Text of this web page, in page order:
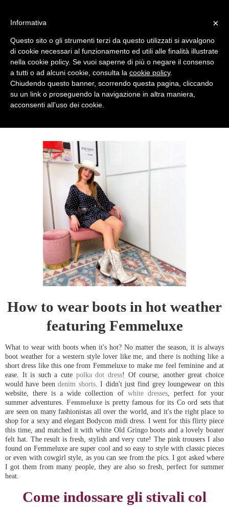
WEDNESDAY, JULY 07, 2021
How to wear boots in hot weather
featuring Femmeluxe
What to wear with boots when it's hot? No matter the season, it is always
boot weather for a western style lover like me, and there is nothing like a
short dress like this one from Femmeluxe to make me feel feminine and at
ease. It is such a cute polka dot dress! Of course, another great choice
would have beendenim shorts. I didn't just find grey loungewear on this
website, there is a wide collection of white dresses, perfect for your
summer adventures. Femmeluxeis pretty famous for its Co ord sets that
are seen on many fashionistas all over the world, and it's the right place to
shop for a sexy and elegant Bodycon midi dress. I went for this flirty piece
this time, and matched it with white Old Gringo boots and a lovely boater
felt hat. The result is fresh, stylish and very cute! The pink trousers I also
found on Femmeluxe are super cool and so easy to style with classic pieces
or even with cowgirl style, as you can see from the pics. I got asked where
I got them from many people, they are also so fresh, perfect for summer
heat.
Come indossare gli stivali col
×
Informativa
Questo sito o gli strumenti terzi da questo utilizzati si avvalgono
di cookie necessari al funzionamento ed utili alle finalità illustrate
nella cookie policy. Se vuoi saperne di più o negare il consenso
a tutti o ad alcuni cookie, consulta la cookie policy.
Chiudendo questo banner, scorrendo questa pagina, cliccando
su un link o proseguendo la navigazione in altra maniera,
acconsenti all’uso dei cookie.